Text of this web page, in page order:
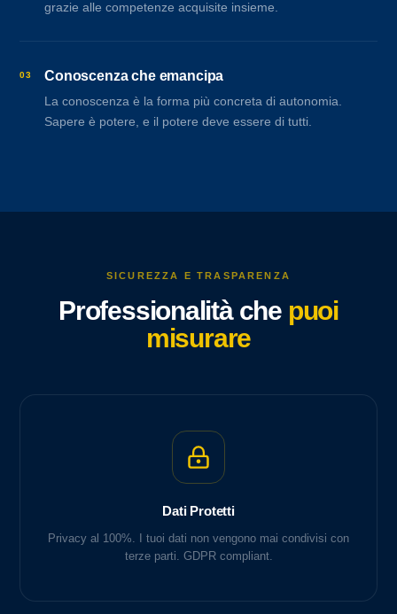
grazie alle competenze acquisite insieme.
03 Conoscenza che emancipa
La conoscenza è la forma più concreta di autonomia.
Sapere è potere, e il potere deve essere di tutti.
SICUREZZA E TRASPARENZA
Professionalità che puoi
misurare
Dati Protetti
Privacy al 100%. I tuoi dati non vengono mai condivisi con
terze parti. GDPR compliant.